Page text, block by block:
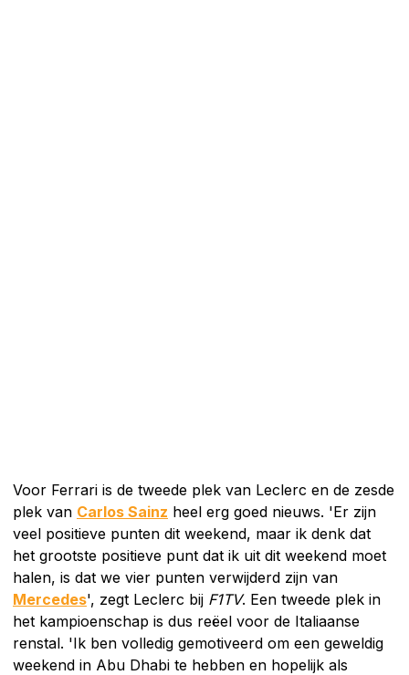
Voor Ferrari is de tweede plek van Leclerc en de zesde
plek van Carlos Sainz heel erg goed nieuws. 'Er zijn
veel positieve punten dit weekend, maar ik denk dat
het grootste positieve punt dat ik uit dit weekend moet
halen, is dat we vier punten verwijderd zijn van
Mercedes', zegt Leclerc bij F1TV. Een tweede plek in
het kampioenschap is dus reëel voor de Italiaanse
renstal. 'Ik ben volledig gemotiveerd om een geweldig
weekend in Abu Dhabi te hebben en hopelijk als